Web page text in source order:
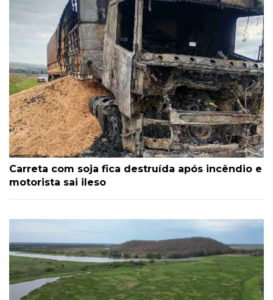
Carreta com soja fica destruída após incêndio e
motorista sai ileso